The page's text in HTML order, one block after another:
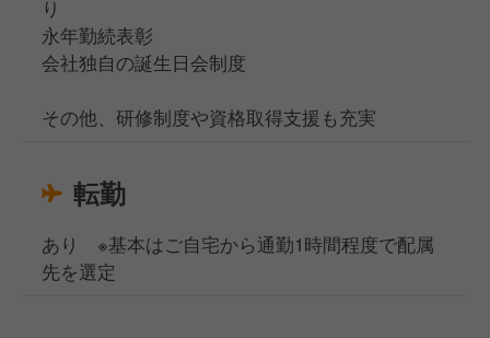
り
永年勤続表彰
会社独自の誕生日会制度
その他、研修制度や資格取得支援も充実
転勤
あり ※基本はご自宅から通勤1時間程度で配属
先を選定